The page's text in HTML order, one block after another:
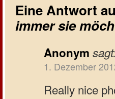
Eine Antwort
immer sie
Anonym
1. Dezember
Really nice